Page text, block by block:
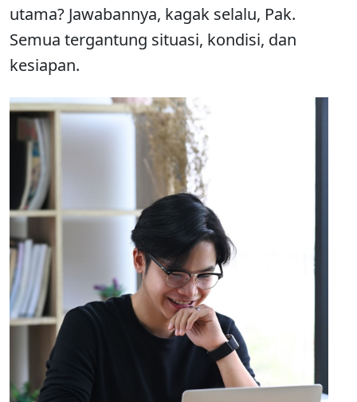
utama? Jawabannya, kagak selalu, Pak.
Semua tergantung situasi, kondisi, dan
kesiapan.